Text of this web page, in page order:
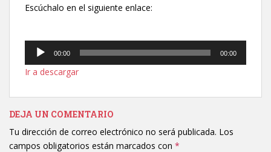
Escúchalo en el siguiente enlace:
Reproductor
audio
00:00 00:00
Ir a descargar
DEJA UN COMENTARIO
Tu dirección de correo electrónico no será publicada. Los
campos obligatorios están marcados con *